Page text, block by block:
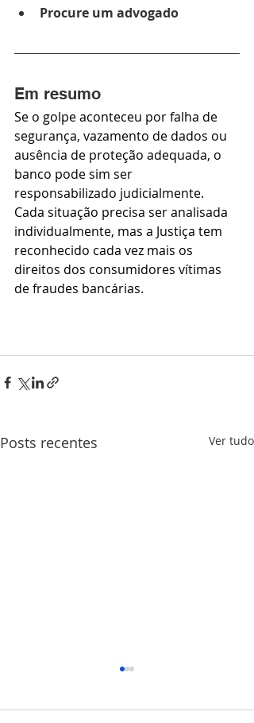
Procure um advogado
Em resumo
Se o golpe aconteceu por falha de
segurança, vazamento de dados ou
ausência de proteção adequada, o
banco pode sim ser
responsabilizado judicialmente.
Cada situação precisa ser analisada
individualmente, mas a Justiça tem
reconhecido cada vez mais os
direitos dos consumidores vítimas
de fraudes bancárias.
Posts recentes Ver tudo